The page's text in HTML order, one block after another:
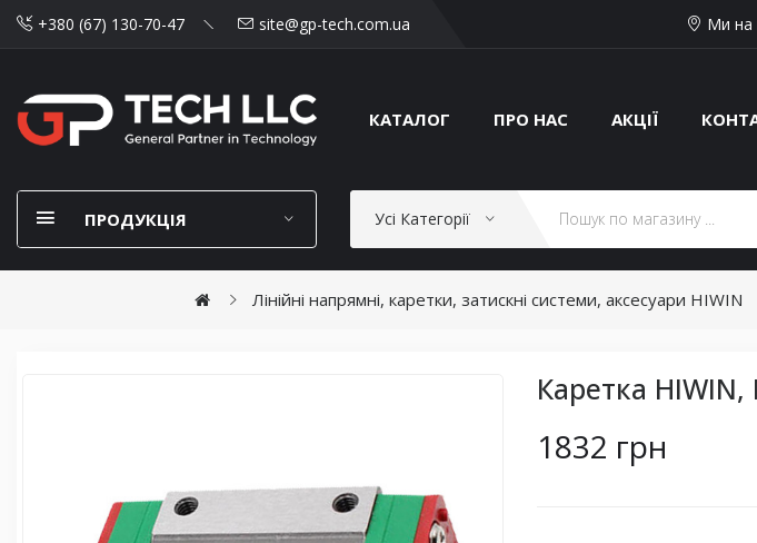
+380 (67) 130-70-47 site@gp-tech.com.ua Ми на
КАТАЛОГ ПРО НАС АКЦІЇ
ПРОДУКЦІЯ Усі Категорії
Лінійні напрямні, каретки, затискні системи, аксесуари HIWIN
Каретка
1832 грн